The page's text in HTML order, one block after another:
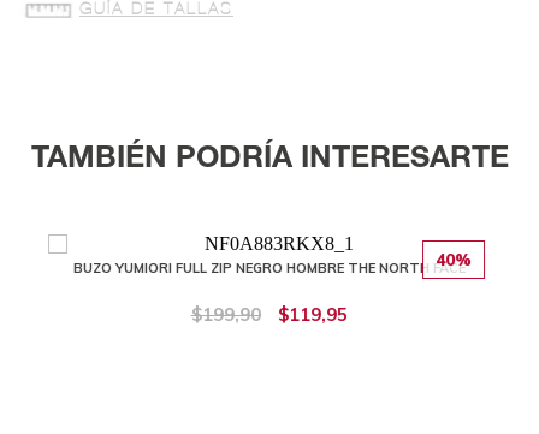
GUÍA DE TALLAS
TAMBIÉN PODRÍA INTERESARTE
40%
BUZO YUMIORI FULL ZIP NEGRO HOMBRE THE NORTH FACE
$199,90 $119,95